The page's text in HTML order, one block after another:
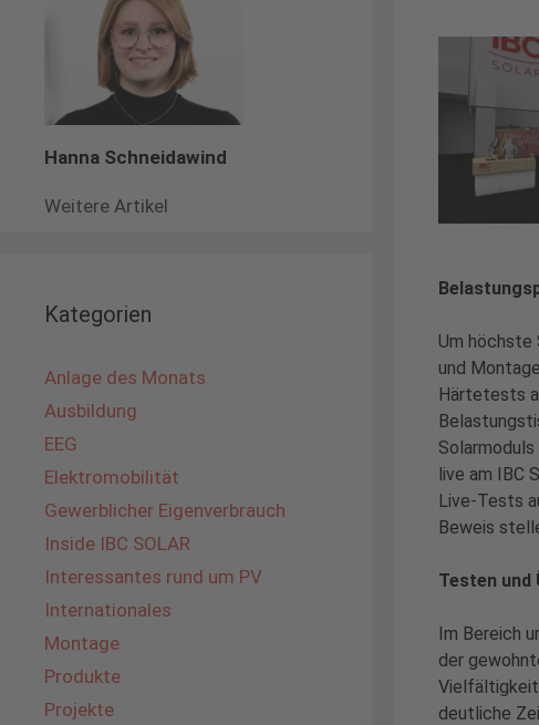
Um höchste
und
Härtetests
live am IBC
Live-Tests
Beweis
Testen und
Im Bereich
der
Vielfältigkeit
deutliche
Hanna Schneidawind
Weitere Artikel
Kategorien
Anlage des Monats
Ausbildung
EEG
Elektromobilität
Gewerblicher Eigenverbrauch
Inside IBC SOLAR
Interessantes rund um PV
Internationales
Montage
Produkte
Projekte